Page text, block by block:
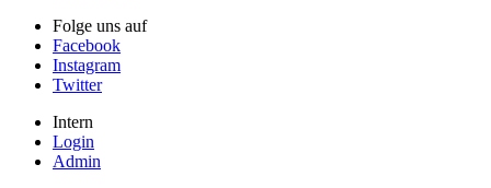
Folge uns auf
Facebook
Instagram
Twitter
Intern
Login
Admin